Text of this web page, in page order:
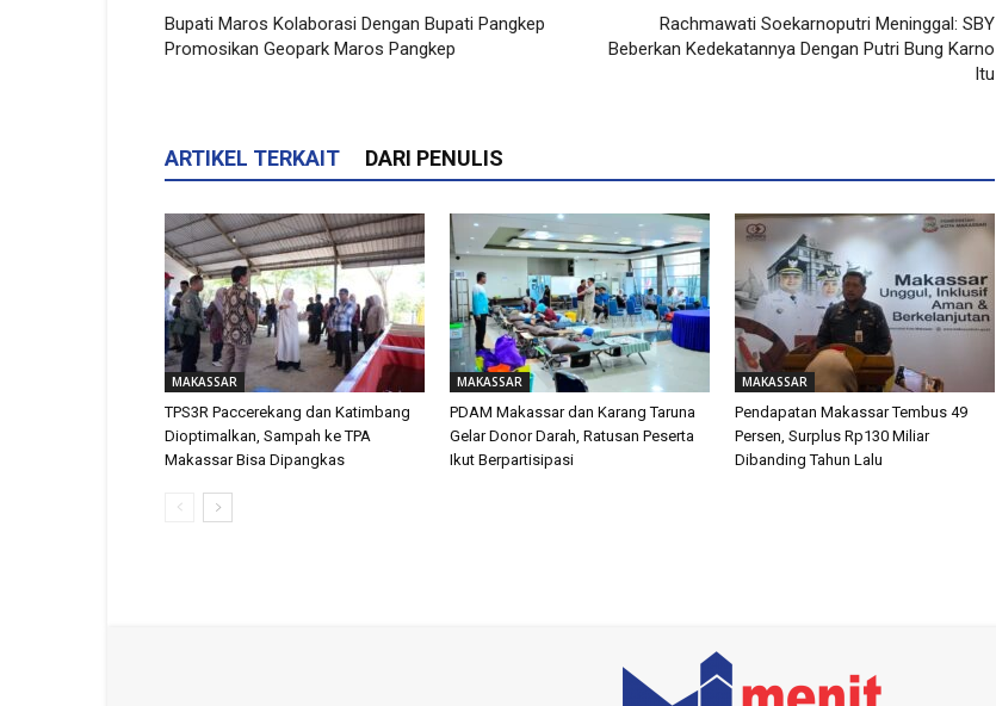
Bupati Maros Kolaborasi Dengan Bupati Pangkep
Promosikan Geopark Maros Pangkep
Rachmawati Soekarnoputri Meninggal: SBY
Beberkan Kedekatannya Dengan Putri Bung Karno
Itu
ARTIKEL TERKAIT DARI PENULIS
MAKASSAR
TPS3R Paccerekang dan Katimbang
Dioptimalkan, Sampah ke TPA
Makassar Bisa Dipangkas
MAKASSAR
PDAM Makassar dan Karang Taruna
Gelar Donor Darah, Ratusan Peserta
Ikut Berpartisipasi
MAKASSAR
Pendapatan Makassar Tembus 49
Persen, Surplus Rp130 Miliar
Dibanding Tahun Lalu